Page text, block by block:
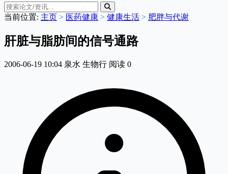
当前位置: 主页 > 医药健康 > 健康生活 > 肥胖与代谢
肝脏与脂肪间的信号通路
2006-06-19 10:04 泉水 生物行 阅读 0